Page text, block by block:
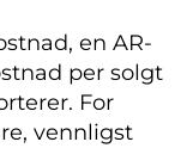
en AR-
per solgt
For
vennligst